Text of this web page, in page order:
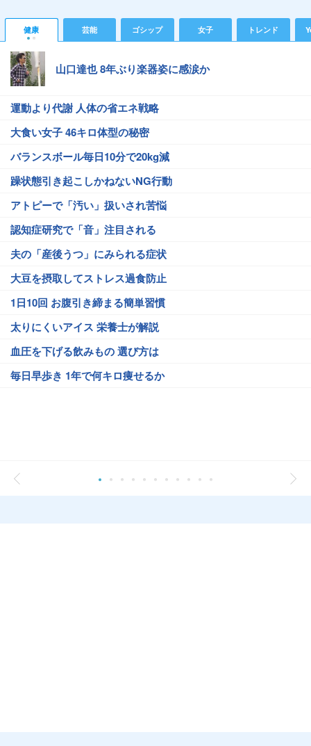
健康 芸能 ゴシップ 女子 トレンド
山口達也 8年ぶり楽器姿に感涙か
運動より代謝 人体の省エネ戦略
大食い女子 46キロ体型の秘密
バランスボール毎日10分で20kg減
躁状態引き起こしかねないNG行動
アトピーで「汚い」扱いされ苦悩
認知症研究で「音」注目される
夫の「産後うつ」にみられる症状
大豆を摂取してストレス過食防止
1日10回 お腹引き締まる簡単習慣
太りにくいアイス 栄養士が解説
血圧を下げる飲みもの 選び方は
毎日早歩き 1年で何キロ痩せるか